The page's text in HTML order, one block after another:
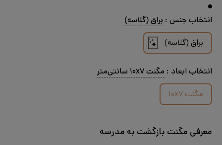
انتخاب جنس : براق (گلاسه)
براق (گلاسه)
انتخاب ابعاد : مگنت ۱۰x۷ سانتی‌متر
مگنت ۱۰x۷
معرفی مگنت بازگشت به مدرسه